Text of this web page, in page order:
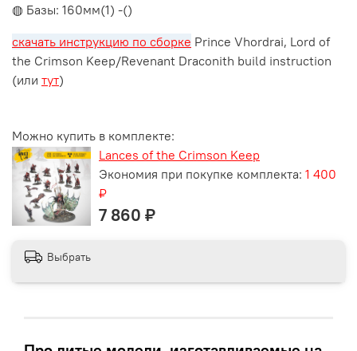
◍ Базы: 160мм(1) -()
скачать инструкцию по сборке Prince Vhordrai, Lord of
the Crimson Keep/Revenant Draconith build instruction
(или тут)
Выбрать
Можно купить в комплекте:
Lances of the Crimson Keep
Экономия при покупке комплекта: 1 400
₽
7 860 ₽